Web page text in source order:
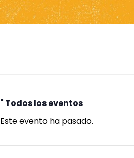
" Todos los eventos
Este evento ha pasado.